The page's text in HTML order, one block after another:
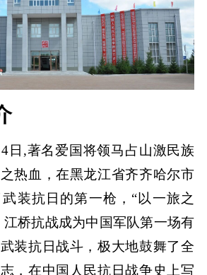
日,著名爱国将领马占山激民族
热血，在黑龙江省齐齐哈尔市
装抗日的第一枪，“以一旅之
江桥抗战成为中国军队第一场有
装抗日战斗，极大地鼓舞了全
，在中国人民抗日战争史上写